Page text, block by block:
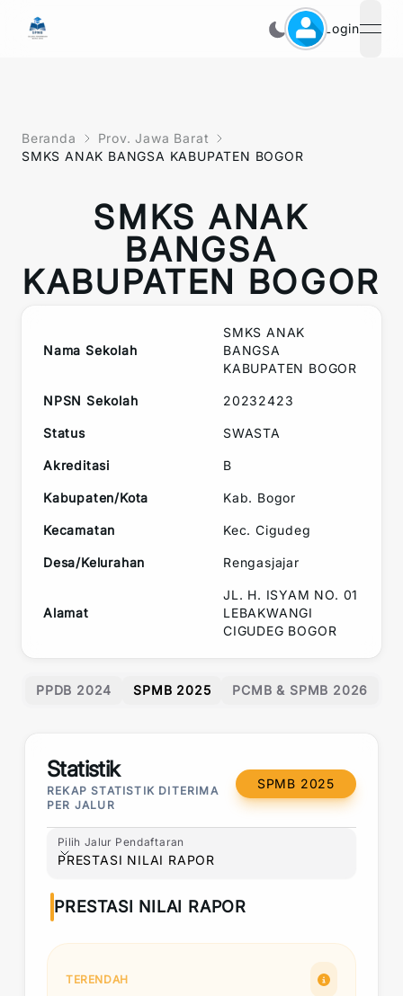
Login
Beranda
Prov. Jawa Barat
SMKS ANAK BANGSA KABUPATEN BOGOR
SMKS ANAK
BANGSA
KABUPATEN BOGOR
Nama Sekolah
SMKS ANAK
BANGSA
KABUPATEN BOGOR
NPSN Sekolah 20232423
Status SWASTA
Akreditasi B
Kabupaten/Kota Kab. Bogor
Kecamatan Kec. Cigudeg
Desa/Kelurahan Rengasjajar
Alamat
JL. H. ISYAM NO. 01
LEBAKWANGI
CIGUDEG BOGOR
PPDB 2024 SPMB 2025 PCMB & SPMB 2026
Statistik
REKAP STATISTIK DITERIMA
PER JALUR
SPMB 2025
Pilih Jalur Pendaftaran
Pilih Jalur Pendaftaran
PRESTASI NILAI RAPOR
PRESTASI NILAI RAPOR
TERENDAH